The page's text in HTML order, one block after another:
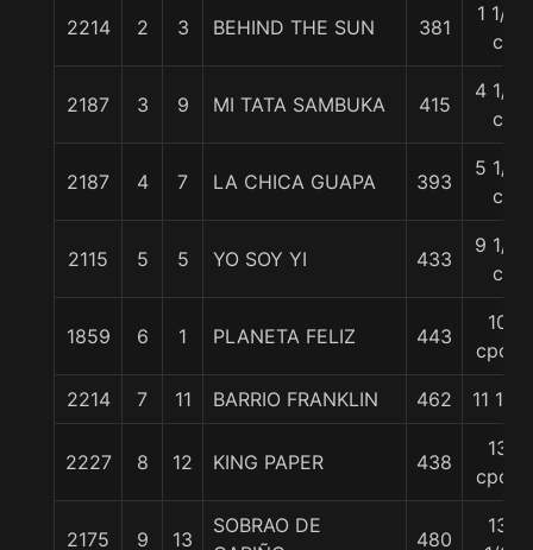
2214 2 3 BEHIND THE SUN 381
1 1/4
c
2187 3 9 MI TATA SAMBUKA 415
4 1/4
c
2187 4 7 LA CHICA GUAPA 393
5 1/4
c
2115 5 5 YO SOY YI 433
9 1/2
c
1859 6 1 PLANETA FELIZ 443
10
cpos
2214 7 11 BARRIO FRANKLIN 462 11 1/2
2227 8 12 KING PAPER 438
13
cpos
2175 9 13
SOBRAO DE
480
13